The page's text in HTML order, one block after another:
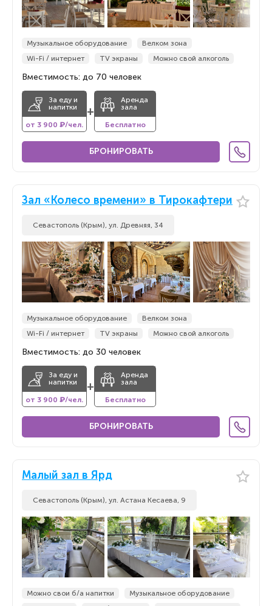
Музыкальное оборудование
Велком зона
Wi-Fi / интернет
TV экраны Можно свой алкоголь
Вместимость: до 70 человек
За еду и
напитки
от 3 900 ₽/чел.
+
Аренда
зала
Бесплатно
БРОНИРОВАТЬ
Зал «Колесо времени» в Тирокафтери
Севастополь (Крым), ул. Древняя, 34
Музыкальное оборудование
Велком зона
Wi-Fi / интернет
TV экраны Можно свой алкоголь
Вместимость: до 30 человек
За еду и
напитки
от 3 900 ₽/чел.
+
Аренда
зала
Бесплатно
БРОНИРОВАТЬ
Малый зал в Ярд
Севастополь (Крым), ул. Астана Кесаева, 9
Можно свои б/а напитки
Музыкальное оборудование